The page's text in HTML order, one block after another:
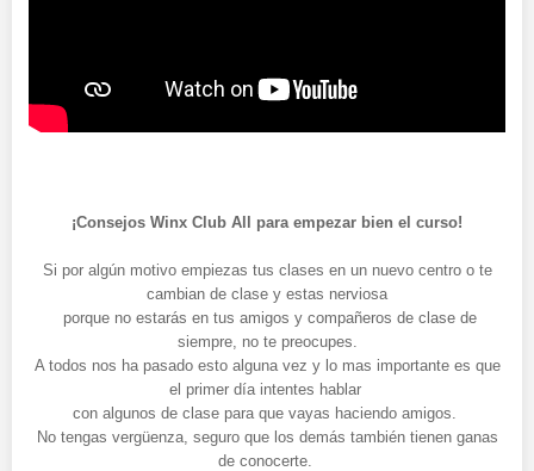
¡Consejos Winx Club All para empezar bien el curso!
Si por algún motivo empiezas tus clases en un nuevo centro o te
cambian de clase y estas nerviosa
porque no estarás en tus amigos y compañeros de clase de
siempre, no te preocupes.
A todos nos ha pasado esto alguna vez y lo mas importante es que
el primer día intentes hablar
con algunos de clase para que vayas haciendo amigos.
No tengas vergüenza, seguro que los demás también tienen ganas
de conocerte.